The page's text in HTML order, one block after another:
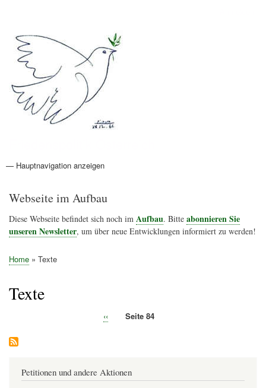
Hauptnavigation
— Hauptnavigation anzeigen
Aktionen
Friedensbewegung
Friedensprojekte
Home
Konflikte
Links
Narichtenlinks
News
Politik
Termine
Texte
Kunst
Friedensexperten
Friedensforschung
Friedensinitiativen
Friedensnachrichten
Webseite im Aufbau
Diese Webseite befindet sich noch im Aufbau. Bitte abonnieren Sie
unseren Newsletter, um über neue Entwicklungen informiert zu werden!
Home Texte
Texte
Vorherige
‹‹ Seite 84
Petitionen und andere Aktionen